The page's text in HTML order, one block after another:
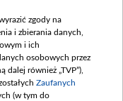
zgody na
i zbierania danych,
i ich
osobowych przez
dalej również „TVP”),
Zaufanych
(w tym do